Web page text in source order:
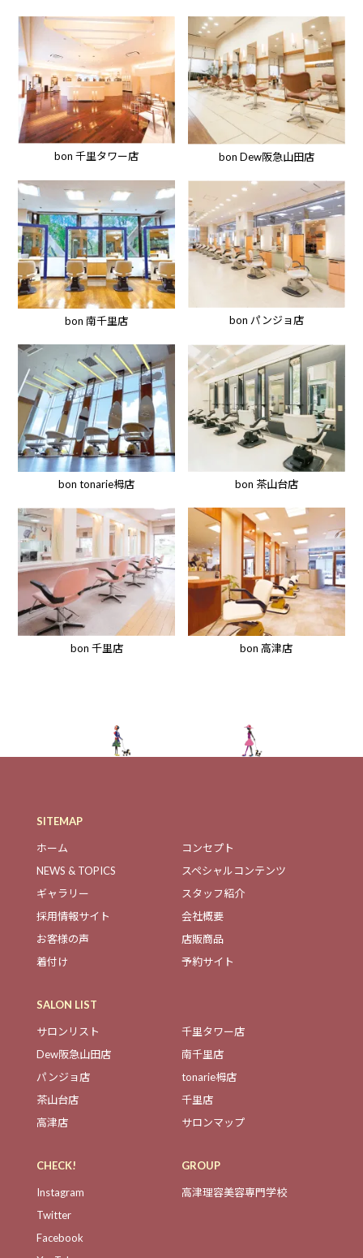
bon 千里タワー店 bon Dew阪急山田店
bon 南千里店 bon パンジョ店
bon tonarie栂店 bon 茶山台店
bon 千里店 bon 高津店
SITEMAP
ホーム
コンセプト
NEWS & TOPICS
スペシャルコンテンツ
ギャラリー
スタッフ紹介
採用情報サイト
会社概要
お客様の声
店販商品
着付け
予約サイト
SALON LIST
サロンリスト
千里タワー店
Dew阪急山田店
南千里店
パンジョ店
tonarie栂店
茶山台店
千里店
高津店
サロンマップ
CHECK!
Instagram
Twitter
Facebook
GROUP
高津理容美容専門学校